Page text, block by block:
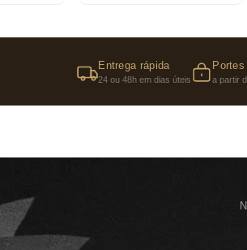
Entrega rápida
24 ou 48h em dias úteis a partir